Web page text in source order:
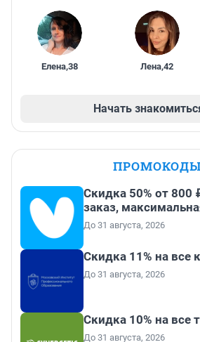
Елена,38 Лена,42
Начать
ПРОМОКОДЫ
Скидка 50% от 800
заказ,
До 31 августа, 2026
Скидка 11% на все
До 31 августа, 2026
Скидка 10% на все
До 31 августа, 2026